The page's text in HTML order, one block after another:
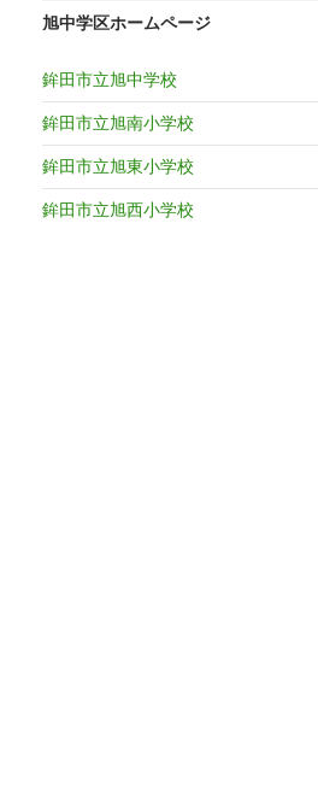
旭中学区ホームページ
鉾田市立旭中学校
鉾田市立旭南小学校
鉾田市立旭東小学校
鉾田市立旭西小学校